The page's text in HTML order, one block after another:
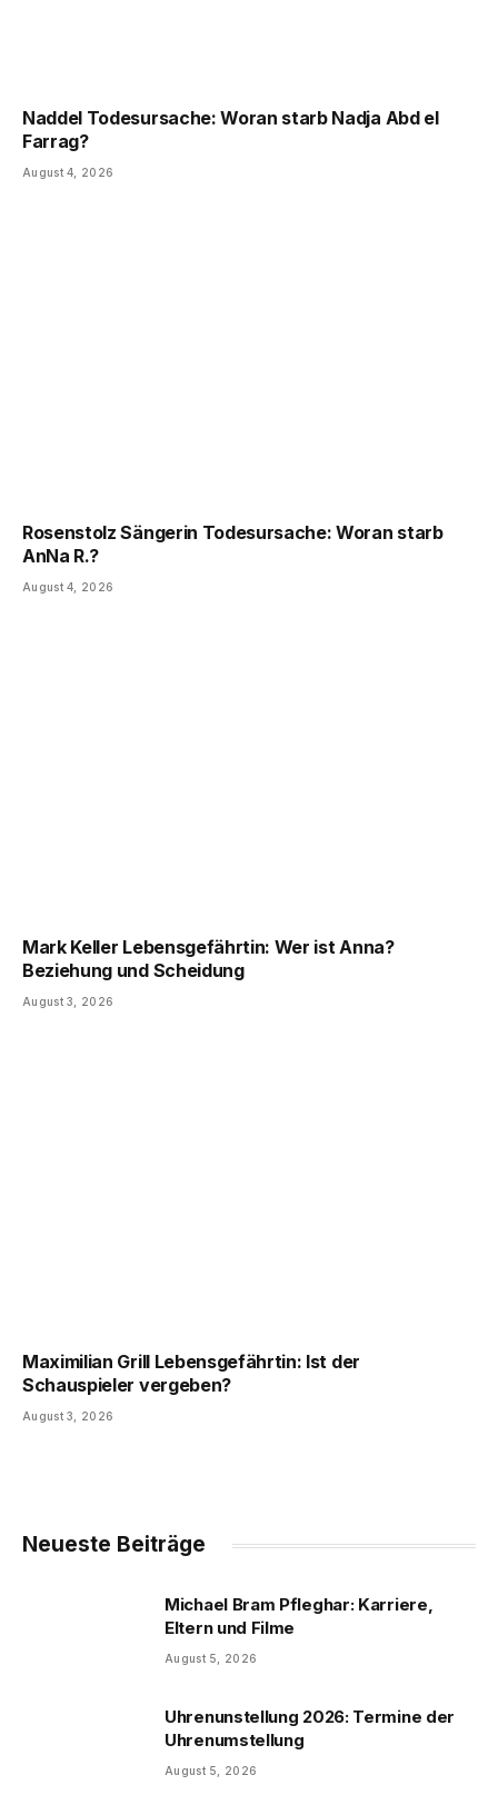
Naddel Todesursache: Woran starb Nadja Abd el
Farrag?
August 4, 2026
Rosenstolz Sängerin Todesursache: Woran starb
AnNa R.?
August 4, 2026
Mark Keller Lebensgefährtin: Wer ist Anna?
Beziehung und Scheidung
August 3, 2026
Maximilian Grill Lebensgefährtin: Ist der
Schauspieler vergeben?
August 3, 2026
Neueste Beiträge
Michael Bram Pfleghar: Karriere,
Eltern und Filme
August 5, 2026
Uhrenunstellung 2026: Termine der
Uhrenumstellung
August 5, 2026